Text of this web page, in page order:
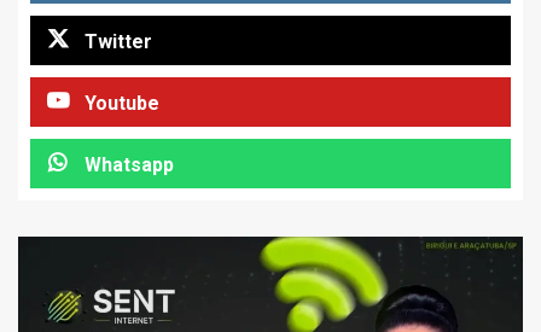
Twitter
Youtube
Whatsapp